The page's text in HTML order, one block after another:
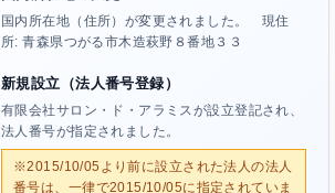
国内所在地（住所）が変更されました。 現住
所: 青森県つがる市木造萩野８番地３３
新規設立（法人番号登録）
有限会社サロン・ド・アラミスが設立登記され、
法人番号が指定されました。
※2015/10/05より前に設立された法人の法人
番号は、一律で2015/10/05に指定されていま